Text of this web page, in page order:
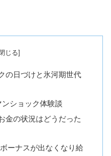
の日づけと氷河期世代
ショック体験談
金の状況はどうだった
ーナスが出なくなり給